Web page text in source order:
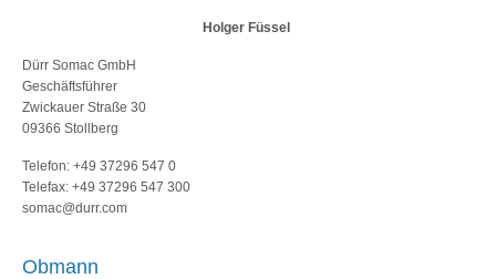
Holger Füssel
Dürr Somac GmbH
Geschäftsführer
Zwickauer Straße 30
09366 Stollberg
Telefon: +49 37296 547 0
Telefax: +49 37296 547 300
somac@durr.com
Obmann